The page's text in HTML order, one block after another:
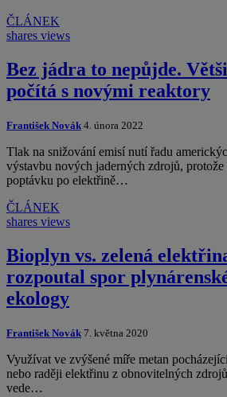
ČLÁNEK
shares views
Bez jádra to nepůjde.
počítá s novými reaktory
František Novák 4. února 2022
Tlak na snižování emisí nutí řadu
výstavbu nových jaderných zdrojů, protože
poptávku po elektřině…
ČLÁNEK
shares views
Bioplyn vs. zelená
rozpoutal spor
ekology
František Novák 7. května 2020
Využívat ve zvýšené míře metan
nebo raději elektřinu z obnovitelných
vede…